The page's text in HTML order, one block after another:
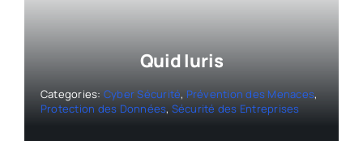
Quid Iuris
Categories: Cyber Sécurité, Prévention des Menaces,
Protection des Données, Sécurité des Entreprises